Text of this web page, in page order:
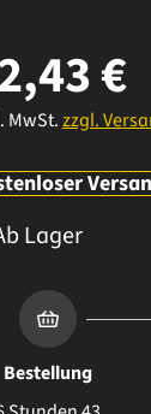
€
MwSt.zzgl.
Lager
Bestellung